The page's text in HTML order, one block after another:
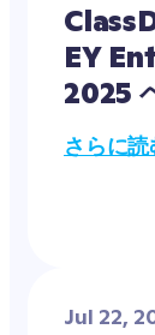
EY
2025
さらに読
Jul 22,